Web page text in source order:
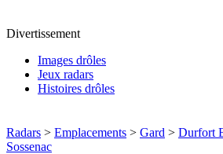
Divertissement
Images drôles
Jeux radars
Histoires drôles
Radars > Emplacements > Gard > Durfort
Sossenac